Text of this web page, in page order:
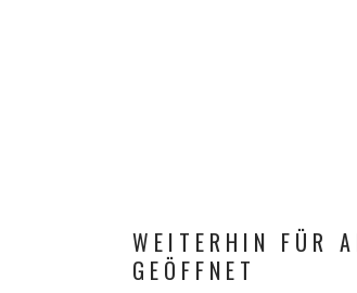
WEITERHIN FÜR
GEÖFFNET